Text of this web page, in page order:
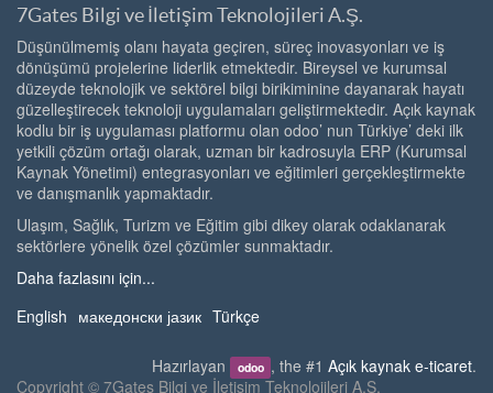
7Gates Bilgi ve İletişim Teknolojileri A.Ş.
Düşünülmemiş olanı hayata geçiren, süreç inovasyonları ve iş
dönüşümü projelerine liderlik etmektedir. Bireysel ve kurumsal
düzeyde teknolojik ve sektörel bilgi birikiminine dayanarak hayatı
güzelleştirecek teknoloji uygulamaları geliştirmektedir. Açık kaynak
kodlu bir iş uygulaması platformu olan odoo’ nun Türkiye’ deki ilk
yetkili çözüm ortağı olarak, uzman bir kadrosuyla ERP (Kurumsal
Kaynak Yönetimi) entegrasyonları ve eğitimleri gerçekleştirmekte
ve danışmanlık yapmaktadır.
Ulaşım, Sağlık, Turizm ve Eğitim gibi dikey olarak odaklanarak
sektörlere yönelik özel çözümler sunmaktadır.
Daha fazlasını için...
English македонски јазик Türkçe
Hazırlayan odoo , the #1 Açık kaynak e-ticaret.
Copyright © 7Gates Bilgi ve İletişim Teknolojileri A.Ş.